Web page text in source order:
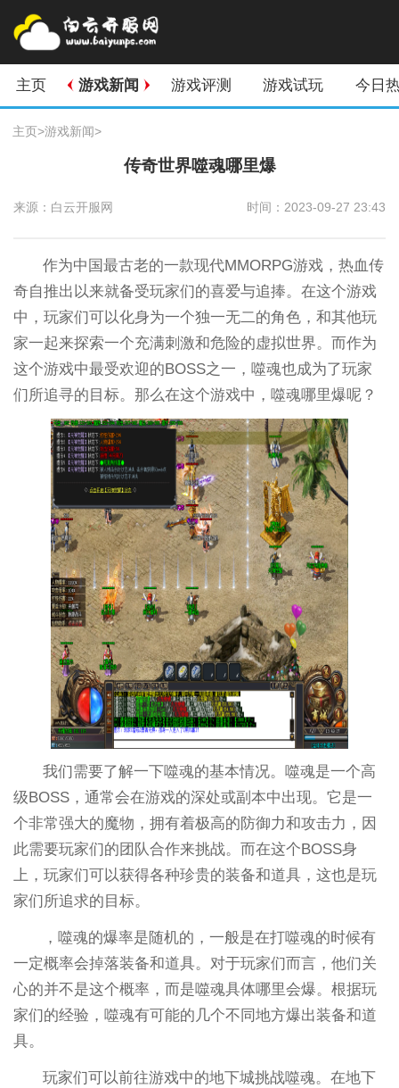
主页 游戏新闻 游戏评测 游戏试玩 今日
主页>游戏新闻>
传奇世界噬魂哪里爆
来源：白云开服网 时间：2023-09-27 23:43
作为中国最古老的一款现代MMORPG游戏，热血传
奇自推出以来就备受玩家们的喜爱与追捧。在这个游戏
中，玩家们可以化身为一个独一无二的角色，和其他玩
家一起来探索一个充满刺激和危险的虚拟世界。而作为
这个游戏中最受欢迎的BOSS之一，噬魂也成为了玩家
们所追寻的目标。那么在这个游戏中，噬魂哪里爆呢？
我们需要了解一下噬魂的基本情况。噬魂是一个高
级BOSS，通常会在游戏的深处或副本中出现。它是一
个非常强大的魔物，拥有着极高的防御力和攻击力，因
此需要玩家们的团队合作来挑战。而在这个BOSS身
上，玩家们可以获得各种珍贵的装备和道具，这也是玩
家们所追求的目标。
，噬魂的爆率是随机的，一般是在打噬魂的时候有
一定概率会掉落装备和道具。对于玩家们而言，他们关
心的并不是这个概率，而是噬魂具体哪里会爆。根据玩
家们的经验，噬魂有可能的几个不同地方爆出装备和道
具。
玩家们可以前往游戏中的地下城挑战噬魂。在地下